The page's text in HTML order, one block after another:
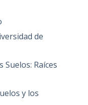
de
Suelos: Raíces
y los